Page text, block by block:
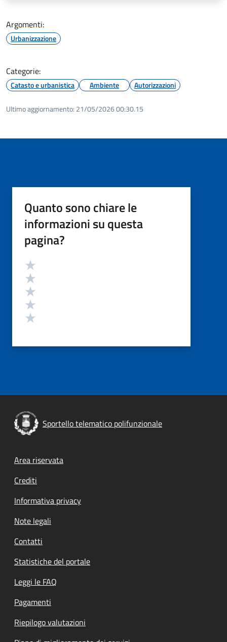
Argomenti:
Urbanizzazione
Categorie:
Catasto e urbanistica Ambiente Autorizzazioni
Ultimo aggiornamento: 21/05/2026 00:30.15
Quanto sono chiare le
informazioni su questa
pagina?
Valutazione
Sportello telematico polifunzionale
Footer menu
Area riservata
Crediti
Informativa privacy
Note legali
Contatti
Statistiche del portale
Leggi le FAQ
Pagamenti
Riepilogo valutazioni